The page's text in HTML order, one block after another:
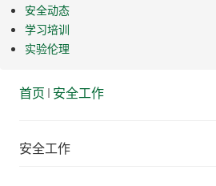
安全动态
学习培训
实验伦理
首页 安全工作
安全工作